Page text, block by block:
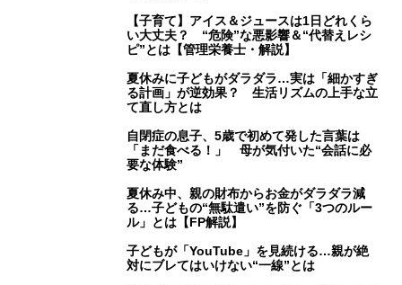
【子育て】アイス＆ジュースは1日どれくら
い大丈夫？ “危険”な悪影響＆“代替えレシ
ピ”とは【管理栄養士・解説】
夏休みに子どもがダラダラ…実は「細かすぎ
る計画」が逆効果？ 生活リズムの上手な立
て直し方とは
自閉症の息子、5歳で初めて発した言葉は
「まだ食べる！」 母が気付いた“会話に必
要な体験”
夏休み中、親の財布からお金がダラダラ減
る…子どもの“無駄遣い”を防ぐ「3つのルー
ル」とは【FP解説】
子どもが「YouTube」を見続ける…親が絶
対にブレてはいけない“一線”とは